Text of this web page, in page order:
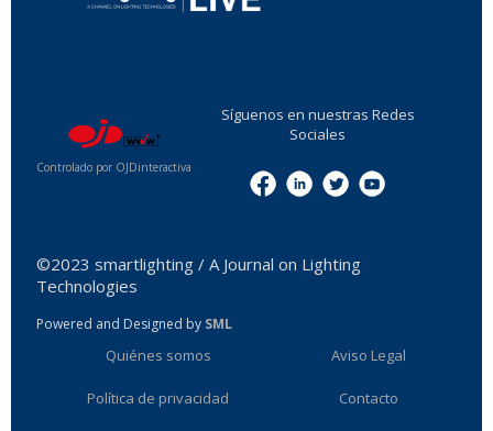
Controlado por OJDinteractiva
Síguenos en nuestras Redes
Sociales
©2023 smartlighting / A Journal on Lighting
Technologies
Powered and Designed by SML
Quiénes somos Aviso Legal
Política de privacidad Contacto